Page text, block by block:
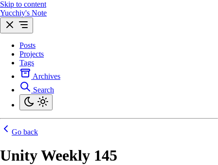
Skip to content
Yucchiy's Note
Posts
Projects
Tags
Archives
Search
Go back
Unity Weekly 145